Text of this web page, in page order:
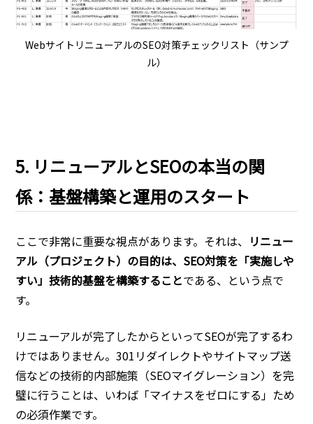
WebサイトリニューアルのSEO対策チェックリスト（サンプ
ル）
5. リニューアルとSEOの本当の関
係：基盤構築と運用のスタート
ここで非常に重要な視点があります。それは、 リニュー
アル（プロジェクト）の目的は、SEO対策を「実施しや
すい」技術的基盤を構築することである、という点で
す。
リニューアルが完了したからといってSEOが完了するわ
けではありません。301リダイレクトやサイトマップ送
信などの技術的内部施策（SEOマイグレーション）を完
璧に行うことは、いわば「マイナスをゼロにする」ため
の必須作業です。